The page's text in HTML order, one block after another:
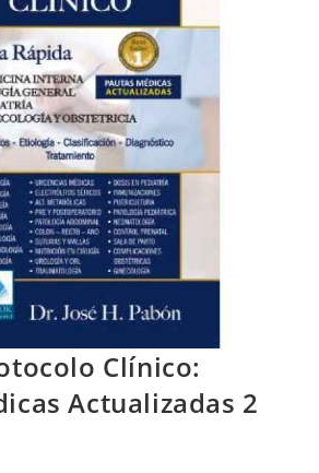
Clínico:
Actualizadas 2